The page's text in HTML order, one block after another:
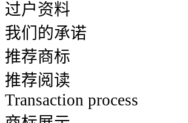
过户资料
我们的承诺
推荐商标
推荐阅读
Transaction process